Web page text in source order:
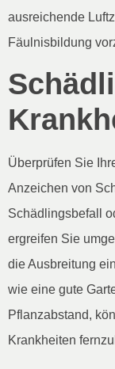
ausreichende
Fäulnisbildung
Überprüfen Sie
Anzeichen von
Schädlingsbefall
ergreifen Sie
die Ausbreitung
wie eine gute
Pflanzabstand,
Krankheiten